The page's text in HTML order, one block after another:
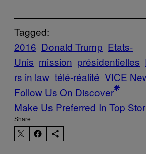
Tagged:
2016 Donald Trump Etats-
Unis mission présidentielles
rs in law télé-réalité VICE
Follow Us On Discover
Make Us Preferred In Top
Share: